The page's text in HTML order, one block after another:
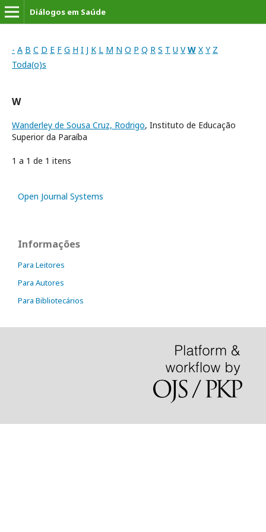
Diálogos em Saúde
- A B C D E F G H I J K L M N O P Q R S T U V W X Y Z
Toda(o)s
W
Wanderley de Sousa Cruz, Rodrigo, Instituto de Educação
Superior da Paraíba
1 a 1 de 1 itens
Open Journal Systems
Informações
Para Leitores
Para Autores
Para Bibliotecários